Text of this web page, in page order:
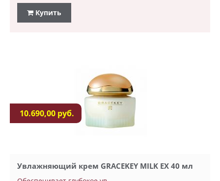
Купить
10.690,00 руб.
Увлажняющий крем GRACEKEY MILK EX 40 мл